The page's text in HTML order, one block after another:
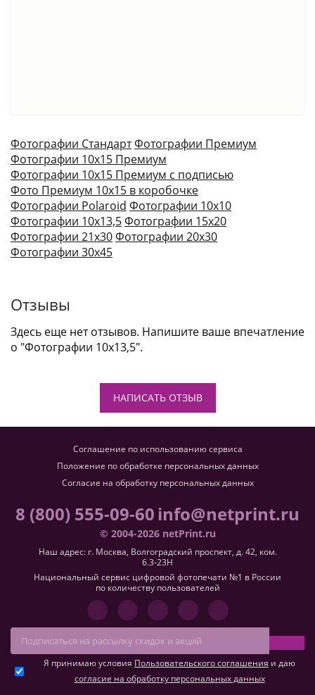
Фотографии СтандартФотографии Премиум
Фотографии 10х15 Премиум
Фотографии 10х15 Премиум с подписью
Фото Премиум 10х15 в коробочке
Фотографии Polaroid Фотографии 10х10
Фотографии 10х13,5Фотографии 15х20
Фотографии 21х30Фотографии 20х30
Фотографии 30х45
Отзывы
Здесь еще нет отзывов. Напишите ваше впечатление
о "Фотографии 10x13,5".
НАПИСАТЬ ОТЗЫВ
Соглашение по использованию сервиса
Положение по обработке персональных данных
Согласие на обработку персональных данных
8 (800) 555-09-60info@netprint.ru
© 2004-2026 netPrint.ru
Наш адрес: г. Москва, Волгоградский проспект, д. 42, ком.
6.3-23H
Национальный сервис цифровой фотопечати №1 в России
по количеству пользователей
Я принимаю условия Пользовательского соглашения и даю
согласие на обработку персональных данных